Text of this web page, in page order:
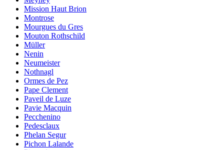
Mission Haut Brion
Montrose
Mourgues du Gres
Mouton Rothschild
Müller
Nenin
Neumeister
Nothnagl
Ormes de Pez
Pape Clement
Paveil de Luze
Pavie Macquin
Pecchenino
Pedesclaux
Phelan Segur
Pichon Lalande